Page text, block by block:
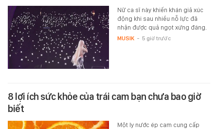
Nữ ca sĩ này khiến khán giả xúc
động khi sau nhiều nỗ lực đã
nhận được quả ngọt xứng đáng.
MUSIK - 5 giờ trước
8 lợi ích sức khỏe của trái cam bạn chưa bao giờ
biết
Một ly nước ép cam cung cấp